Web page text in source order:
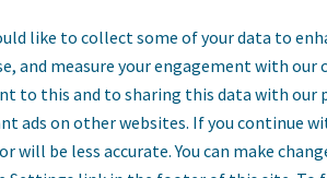
like to collect some of your data to
and measure your engagement with
to this and to sharing this data with our
ads on other websites. If you continue
will be less accurate. You can make